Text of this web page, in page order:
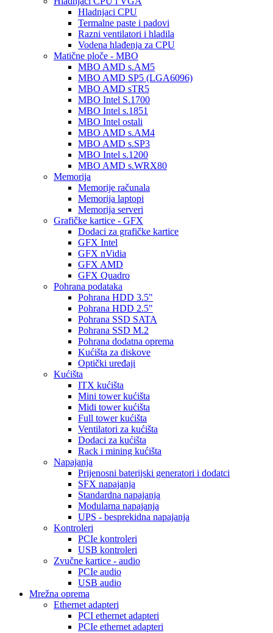
Hladnjaci CPU
Termalne paste i padovi
Razni ventilatori i hladila
Vodena hlađenja za CPU
Matične ploče - MBO
MBO AMD s.AM5
MBO AMD SP5 (LGA6096)
MBO AMD sTR5
MBO Intel S.1700
MBO Intel s.1851
MBO Intel ostali
MBO AMD s.AM4
MBO AMD s.SP3
MBO Intel s.1200
MBO AMD s.WRX80
Memorija
Memorije računala
Memorija laptopi
Memorija serveri
Grafičke kartice - GFX
Dodaci za grafičke kartice
GFX Intel
GFX nVidia
GFX AMD
GFX Quadro
Pohrana podataka
Pohrana HDD 3.5"
Pohrana HDD 2.5"
Pohrana SSD SATA
Pohrana SSD M.2
Pohrana dodatna oprema
Kućišta za diskove
Optički uređaji
Kućišta
ITX kućišta
Mini tower kućišta
Midi tower kućišta
Full tower kućišta
Ventilatori za kućišta
Dodaci za kućišta
Rack i mining kućišta
Napajanja
Prijenosni baterijski generatori i dodatci
SFX napajanja
Standardna napajanja
Modularna napajanja
UPS - besprekidna napajanja
Kontroleri
PCIe kontroleri
USB kontroleri
Zvučne kartice - audio
PCIe audio
USB audio
Mrežna oprema
Ethernet adapteri
PCI ethernet adapteri
PCIe ethernet adapteri